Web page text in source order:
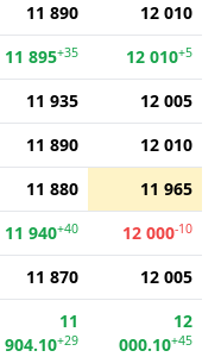
11 890
12 010
11 895+35 12 010+5
11 935
12 005
11 890
12 010
11 880
11 965
11 940+40 12 000-10
11 870 12 005
11
904.10+29
12
000.10+45